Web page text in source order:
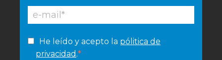
He leído y acepto la pólitica de
privacidad .*